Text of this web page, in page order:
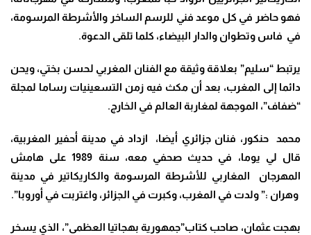
فهو حاضر في كل موعد فني للرسم الساخر والأشرطة المرسومة،
في فاس وتطوان والدار البيضاء، كلما تلقى الدعوة.
يرتبط “سليم” بعلاقة وثيقة مع الفنان المغربي لحسن بختي، ويحن
دائما إلى المغرب، بعد أن مكث فيه زمن التسعينيات رساما لمجلة
“ضفاف”، الموجهة لمغاربة العالم في الخارج.
محمد حنكور، فنان جزائري أيضا، ازداد في مدينة أحفير المغربية،
قال لي يوما، في حديث صحفي معه، سنة 1989 على هامش
المهرجان المغاربي للأشرطة المرسومة والكاريكاتير في مدينة
وهران :” ولدت في المغرب، وكبرت في الجزائر، واغتربت في أوروبا”.
بهجت عثمان، صاحب كتاب”جمهورية بهجاتيا العظمى”، الذي يسخر